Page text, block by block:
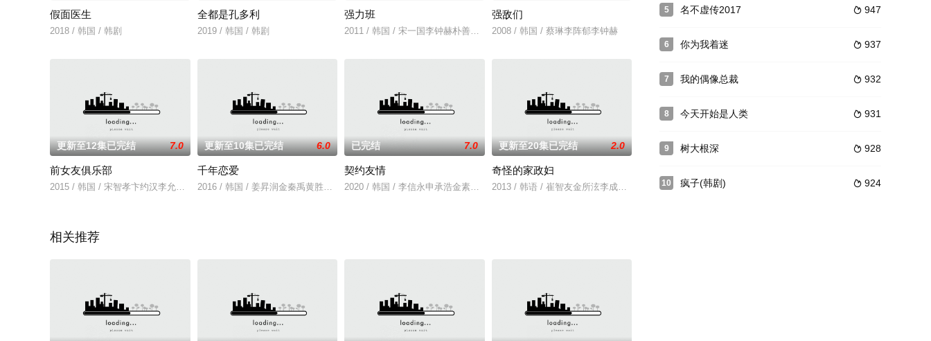
假面医生
2018 / 韩国 / 韩剧
全都是孔多利
2019 / 韩国 / 韩剧
强力班
2011 / 韩国 / 宋一国李钟赫朴善英宋智孝
强敌们
2008 / 韩国 / 蔡琳李阵郁李钟赫
更新至12集已完结 7.0
前女友俱乐部
2015 / 韩国 / 宋智孝卞约汉李允芝张智恩
更新至10集已完结 6.0
千年恋爱
2016 / 韩国 / 姜昇润金秦禹黄胜妍金希庭
已完结 7.0
契约友情
2020 / 韩国 / 李信永申承浩金素慧吴熙俊
更新至20集已完结 2.0
奇怪的家政妇
2013 / 韩语 / 崔智友金所泫李成宰王智慧金海淑
相关推荐
5  947
名不虚传2017
6  937
你为我着迷
7  932
我的偶像总裁
8  931
今天开始是人类
9  928
树大根深
10  924
疯子(韩剧)